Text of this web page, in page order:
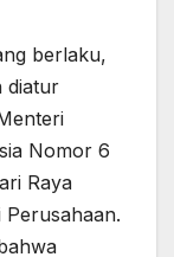
berlaku,
diatur
Nomor 6
Raya
Perusahaan.